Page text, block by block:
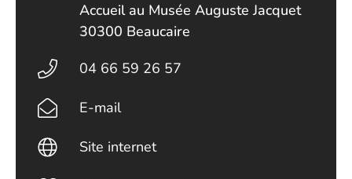
Accueil au Musée Auguste Jacquet
30300 Beaucaire
04 66 59 26 57
E-mail
Site internet